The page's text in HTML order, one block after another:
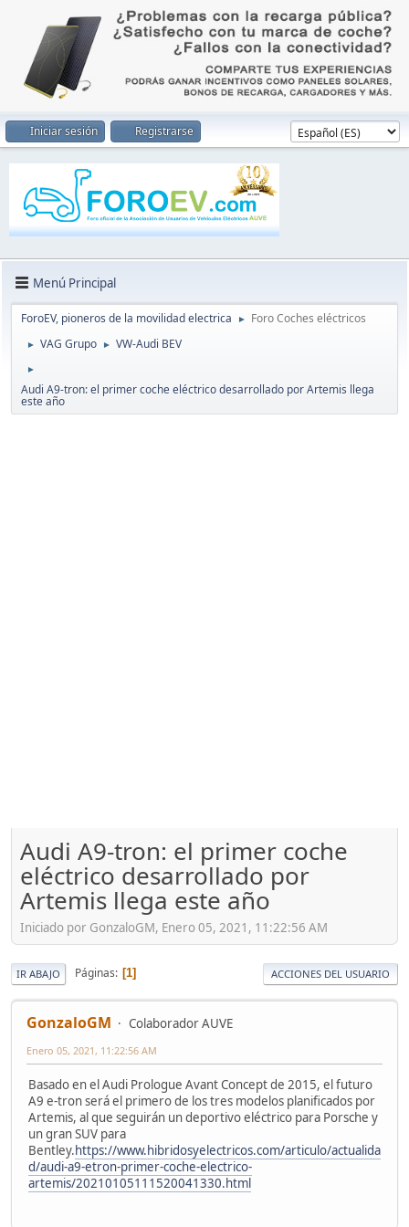
Iniciar sesión Registrarse
Menú Principal
ForoEV, pioneros de la movilidad electrica ► Foro Coches eléctricos
► VAG Grupo ► VW-Audi BEV
►
Audi A9-tron: el primer coche eléctrico desarrollado por Artemis llega
este año
Audi A9-tron: el primer coche
eléctrico desarrollado por
Artemis llega este año
Iniciado por GonzaloGM, Enero 05, 2021, 11:22:56 AM
IR ABAJO Páginas 1 ACCIONES DEL USUARIO
GonzaloGM Colaborador AUVE
Enero 05, 2021, 11:22:56 AM
Basado en el Audi Prologue Avant Concept de 2015, el futuro
A9 e-tron será el primero de los tres modelos planificados por
Artemis, al que seguirán un deportivo eléctrico para Porsche y
un gran SUV para
Bentley.https://www.hibridosyelectricos.com/articulo/actualida
d/audi-a9-etron-primer-coche-electrico-
artemis/20210105111520041330.html